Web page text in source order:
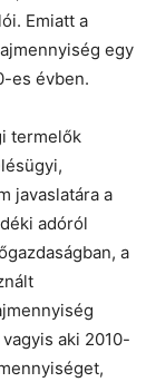
Emiatt a
egy
es évben.
termelők
javaslatára a
adóról
a
aki 2010-